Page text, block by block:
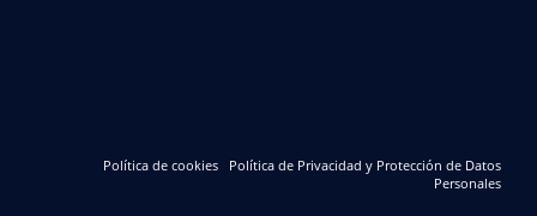
Política de cookies
Política de Privacidad y Protección de Datos
Personales